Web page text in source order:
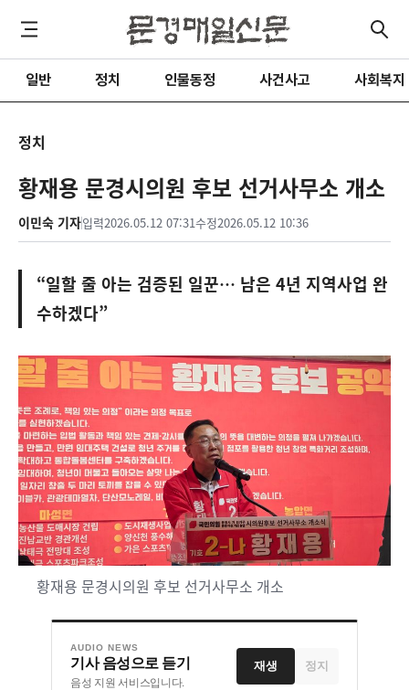
일반 정치 인물동정 사건사고 사회복지
정치
황재용 문경시의원 후보 선거사무소 개소
이민숙 기자입력2026.05.12 07:31수정2026.05.12 10:36
“일할 줄 아는 검증된 일꾼… 남은 4년 지역사업 완
수하겠다”
황재용 문경시의원 후보 선거사무소 개소
AUDIO NEWS
기사 음성으로 듣기
음성 지원 서비스입니다.
재생 정지